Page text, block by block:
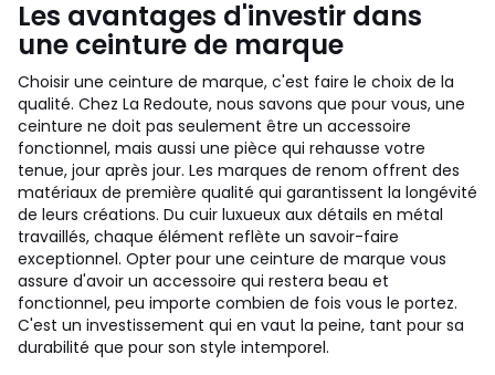
Les avantages d'investir dans
une ceinture de marque
Choisir une ceinture de marque, c'est faire le choix de la
qualité. Chez La Redoute, nous savons que pour vous, une
ceinture ne doit pas seulement être un accessoire
fonctionnel, mais aussi une pièce qui rehausse votre
tenue, jour après jour. Les marques de renom offrent des
matériaux de première qualité qui garantissent la longévité
de leurs créations. Du cuir luxueux aux détails en métal
travaillés, chaque élément reflète un savoir-faire
exceptionnel. Opter pour une ceinture de marque vous
assure d'avoir un accessoire qui restera beau et
fonctionnel, peu importe combien de fois vous le portez.
C'est un investissement qui en vaut la peine, tant pour sa
durabilité que pour son style intemporel.